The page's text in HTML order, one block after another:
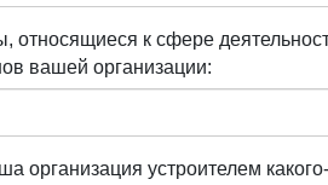
относящиеся к сфере
вашей организации:
организация устроителем